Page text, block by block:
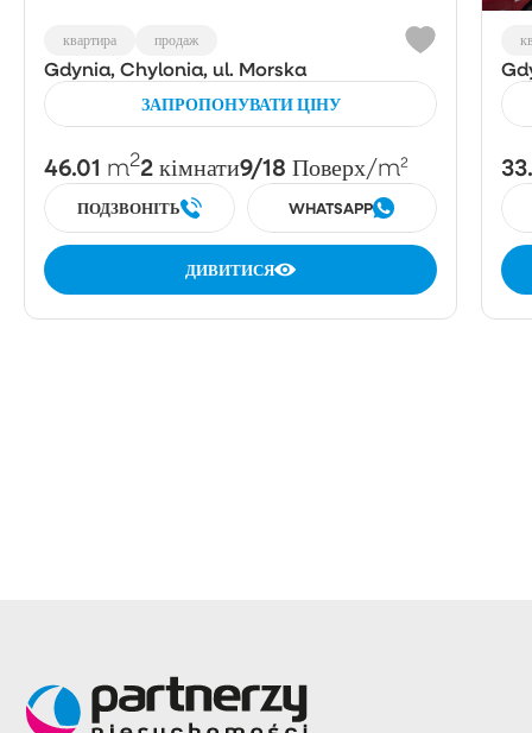
квартира продаж
Gdynia, Chylonia, ul. Morska
ЗАПРОПОНУВАТИ ЦІНУ
46.01 m22 кімнати9/18 Поверх/m²
ПОДЗВОНІТЬ WHATSAPP
ДИВИТИСЯ